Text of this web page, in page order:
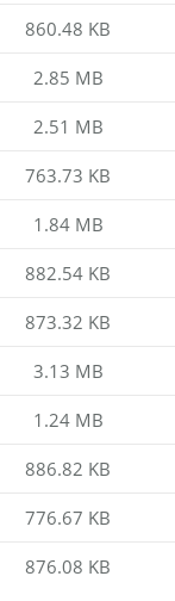
860.48 KB
2.85 MB
2.51 MB
763.73 KB
1.84 MB
882.54 KB
873.32 KB
3.13 MB
1.24 MB
886.82 KB
776.67 KB
876.08 KB